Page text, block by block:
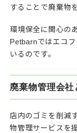
することで廃棄物
環境保全に関心の
Petbarnではエコ
いるのです。
廃棄物管理会
店内のゴミを削減
物管理サービスを